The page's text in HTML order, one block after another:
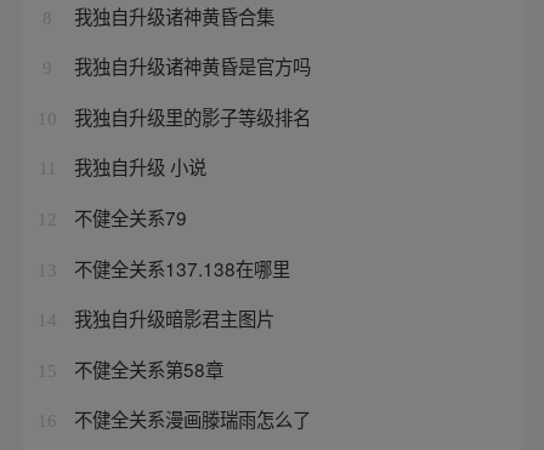
8 我独自升级诸神黄昏合集
9 我独自升级诸神黄昏是官方吗
10 我独自升级里的影子等级排名
我独自升级 小说
12 不健全关系79
13 不健全关系137.138在哪里
14 我独自升级暗影君主图片
15 不健全关系第58章
16 不健全关系漫画滕瑞雨怎么了